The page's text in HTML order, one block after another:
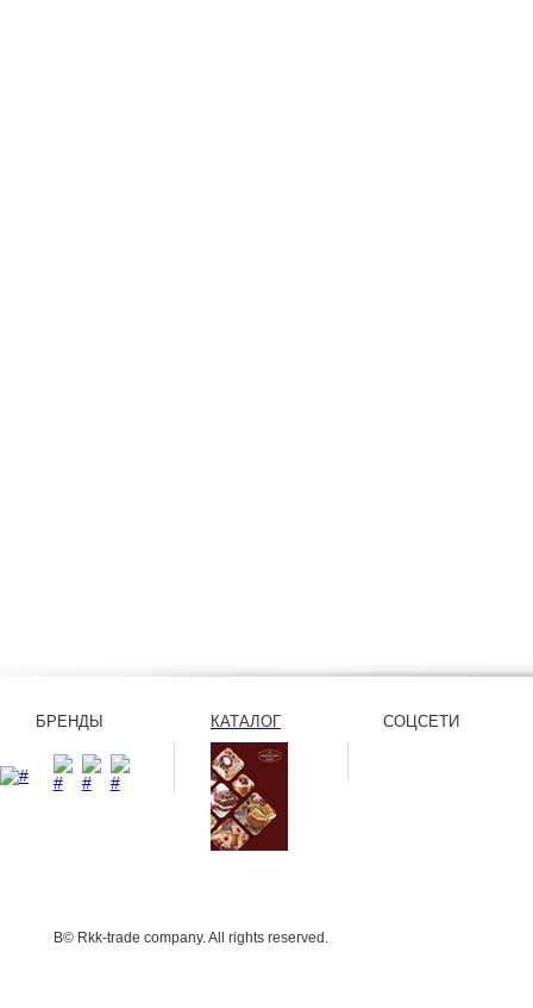
БРЕНДЫ КАТАЛОГ СОЦСЕТИ
В© Rkk-trade company. All rights reserved.